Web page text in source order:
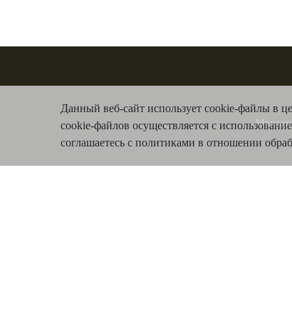
Данный веб-сайт использует cookie-файлы в
cookie-файлов осуществляется с
соглашаетесь с политиками в отношении